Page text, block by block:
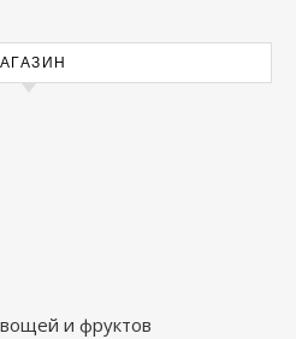
и фруктов